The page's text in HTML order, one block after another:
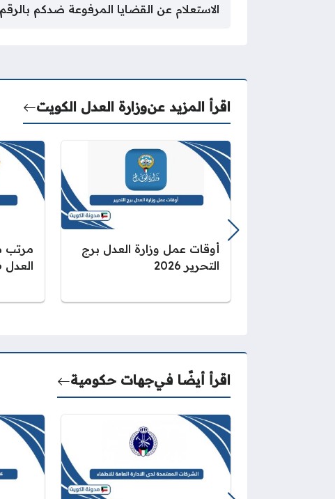
الاستعلام عن القضايا المرفوعة ضدكم
اقرأ المزيد عنوزارة العدل الكويت
أوقات عمل وزارة العدل برج
التحرير 2026
مرتب
العدل 2026
اقرأ أيضًا فيجهات حكومية